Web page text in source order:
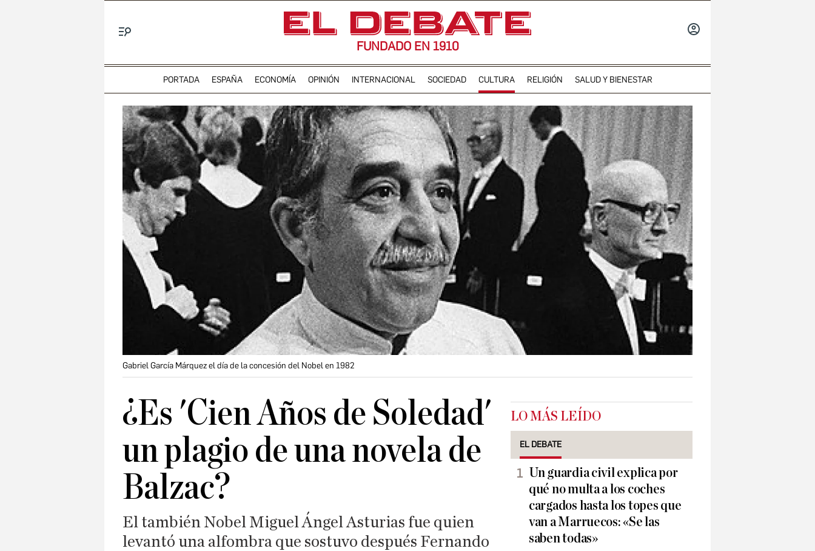
FUNDADO EN 1910
PORTADA ESPAÑA ECONOMÍA OPINIÓN INTERNACIONAL SOCIEDAD CULTURA RELIGIÓN SALUD Y BIENESTAR
Gabriel García Márquez el día de la concesión del Nobel en 1982
¿Es 'Cien Años de Soledad'
un plagio de una novela de
Balzac?
El también Nobel Miguel Ángel Asturias fue quien
levantó una alfombra que sostuvo después Fernando
LO MÁS LEÍDO
EL DEBATE
Un guardia civil explica por
qué no multa a los coches
cargados hasta los topes que
van a Marruecos: «Se las
saben todas»